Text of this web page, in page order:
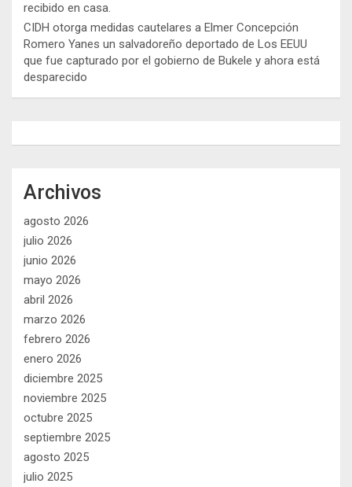
recibido en casa.
CIDH otorga medidas cautelares a Elmer Concepción
Romero Yanes un salvadoreño deportado de Los EEUU
que fue capturado por el gobierno de Bukele y ahora está
desparecido
Archivos
agosto 2026
julio 2026
junio 2026
mayo 2026
abril 2026
marzo 2026
febrero 2026
enero 2026
diciembre 2025
noviembre 2025
octubre 2025
septiembre 2025
agosto 2025
julio 2025